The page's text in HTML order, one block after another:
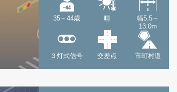
35～44歳 晴
幅5.5～
13.0m
３灯式信号 交差点 市町村道